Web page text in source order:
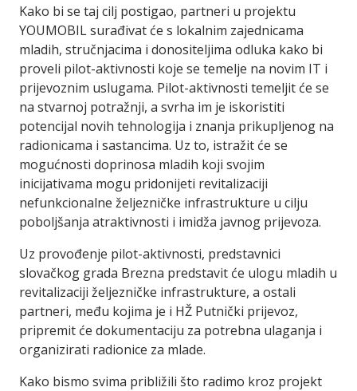
Kako bi se taj cilj postigao, partneri u projektu
YOUMOBIL surađivat će s lokalnim zajednicama
mladih, stručnjacima i donositeljima odluka kako bi
proveli pilot-aktivnosti koje se temelje na novim IT i
prijevoznim uslugama. Pilot-aktivnosti temeljit će se
na stvarnoj potražnji, a svrha im je iskoristiti
potencijal novih tehnologija i znanja prikupljenog na
radionicama i sastancima. Uz to, istražit će se
mogućnosti doprinosa mladih koji svojim
inicijativama mogu pridonijeti revitalizaciji
nefunkcionalne željezničke infrastrukture u cilju
poboljšanja atraktivnosti i imidža javnog prijevoza.
Uz provođenje pilot-aktivnosti, predstavnici
slovačkog grada Brezna predstavit će ulogu mladih u
revitalizaciji željezničke infrastrukture, a ostali
partneri, među kojima je i HŽ Putnički prijevoz,
pripremit će dokumentaciju za potrebna ulaganja i
organizirati radionice za mlade.
Kako bismo svima približili što radimo kroz projekt